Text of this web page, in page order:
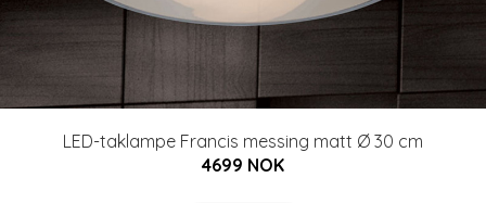
LED-taklampe Francis messing matt Ø 30 cm
4699 NOK